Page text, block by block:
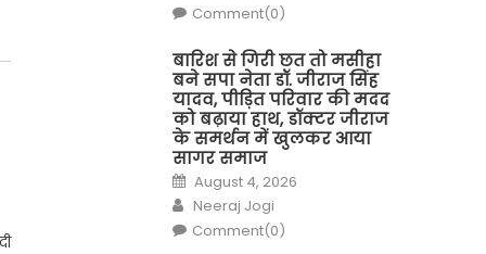
Comment(0)
बारिश से गिरी छत तो मसीहा
बने सपा नेता डॉ. जीराज सिंह
यादव, पीड़ित परिवार की मदद
को बढ़ाया हाथ, डॉक्टर जीराज
के समर्थन में खुलकर आया
सागर समाज
Posted
on
August 4, 2026
Author
Neeraj Jogi
Comment(0)